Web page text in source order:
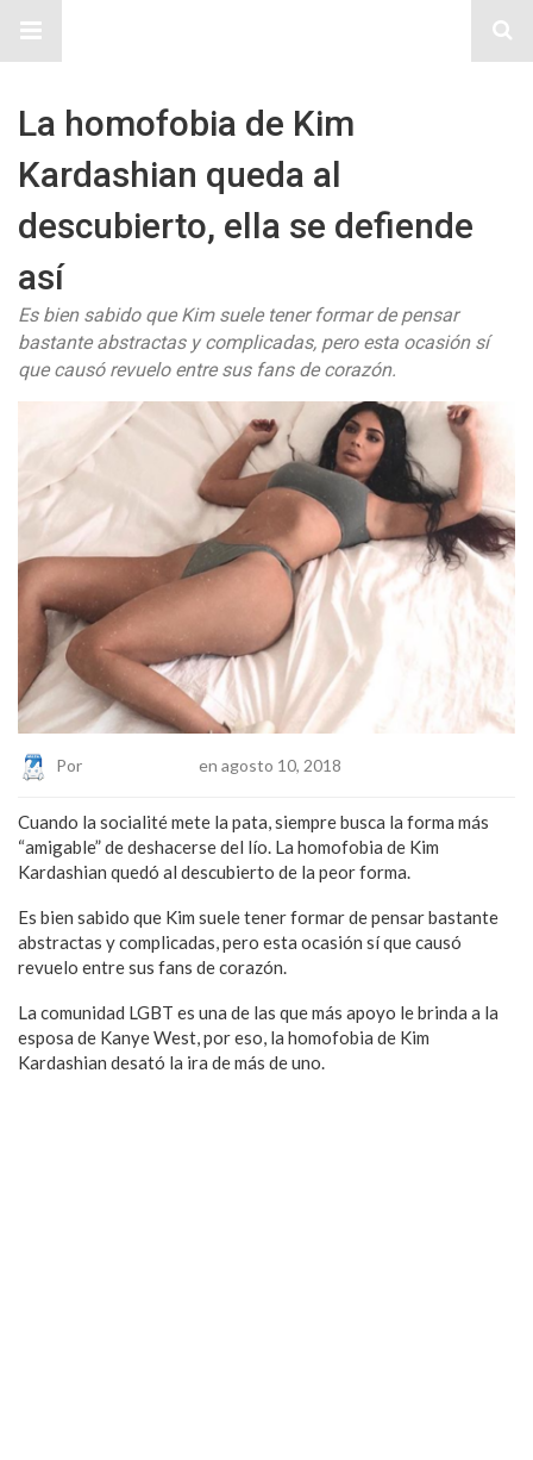
La homofobia de Kim
Kardashian queda al
descubierto, ella se defiende
así
Es bien sabido que Kim suele tener formar de pensar
bastante abstractas y complicadas, pero esta ocasión sí
que causó revuelo entre sus fans de corazón.
Por en agosto 10, 2018
Cuando la socialité mete la pata, siempre busca la forma más
“amigable” de deshacerse del lío. La homofobia de Kim
Kardashian quedó al descubierto de la peor forma.
Es bien sabido que Kim suele tener formar de pensar bastante
abstractas y complicadas, pero esta ocasión sí que causó
revuelo entre sus fans de corazón.
La comunidad LGBT es una de las que más apoyo le brinda a la
esposa de Kanye West, por eso, la homofobia de Kim
Kardashian desató la ira de más de uno.